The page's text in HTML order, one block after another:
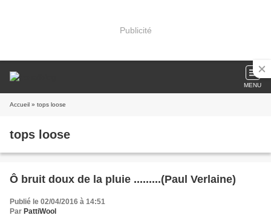
Publicité
MENU
Accueil » tops loose
tops loose
Ô bruit doux de la pluie .........(Paul Verlaine)
Publié le 02/04/2016 à 14:51
Par PattiWool